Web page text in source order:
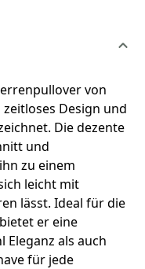
von
Design und
Die dezente
und
zu einem
leicht mit
lässt. Ideal für die
er eine
als auch
für jede